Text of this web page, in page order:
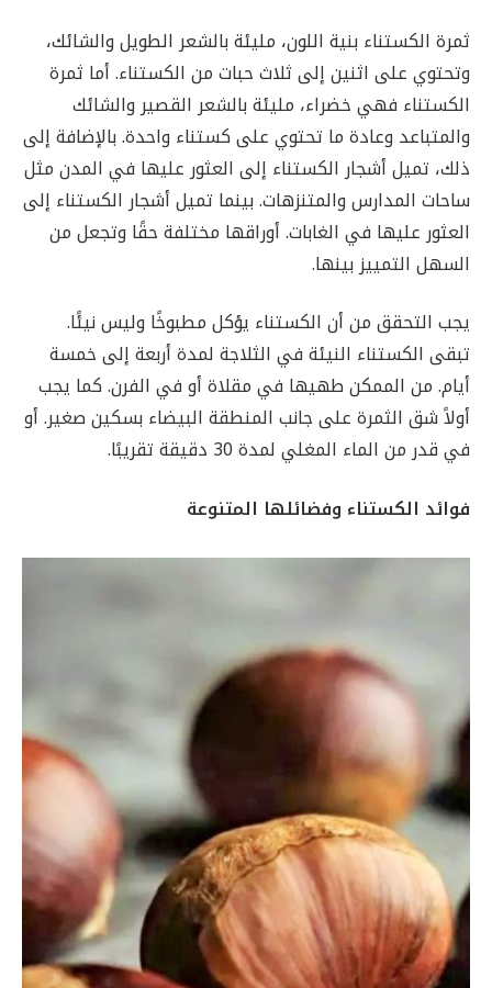
ثمرة الكستناء بنية اللون، مليئة بالشعر الطويل والشائك،
وتحتوي على اثنين إلى ثلاث حبات من الكستناء. أما ثمرة
الكستناء فهي خضراء، مليئة بالشعر القصير والشائك
والمتباعد وعادة ما تحتوي على كستناء واحدة. بالإضافة إلى
ذلك، تميل أشجار الكستناء إلى العثور عليها في المدن مثل
ساحات المدارس والمتنزهات. بينما تميل أشجار الكستناء إلى
العثور عليها في الغابات. أوراقها مختلفة حقًا وتجعل من
السهل التمييز بينها.
يجب التحقق من أن الكستناء يؤكل مطبوخًا وليس نيئًا.
تبقى الكستناء النيئة في الثلاجة لمدة أربعة إلى خمسة
أيام. من الممكن طهيها في مقلاة أو في الفرن. كما يجب
أولاً شق الثمرة على جانب المنطقة البيضاء بسكين صغير. أو
في قدر من الماء المغلي لمدة 30 دقيقة تقريبًا.
فوائد الكستناء وفضائلها المتنوعة